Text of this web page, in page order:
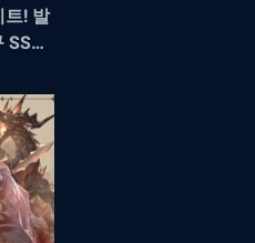
트! 발
SSR